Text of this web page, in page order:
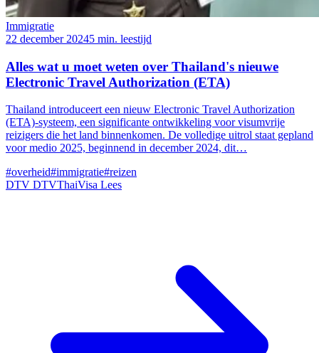
Immigratie
22 december 20245 min. leestijd
Alles wat u moet weten over Thailand's nieuwe
Electronic Travel Authorization (ETA)
Thailand introduceert een nieuw Electronic Travel Authorization
(ETA)-systeem, een significante ontwikkeling voor visumvrije
reizigers die het land binnenkomen. De volledige uitrol staat gepland
voor medio 2025, beginnend in december 2024, dit…
#overheid#immigratie#reizen
DTV DTVThaiVisa Lees